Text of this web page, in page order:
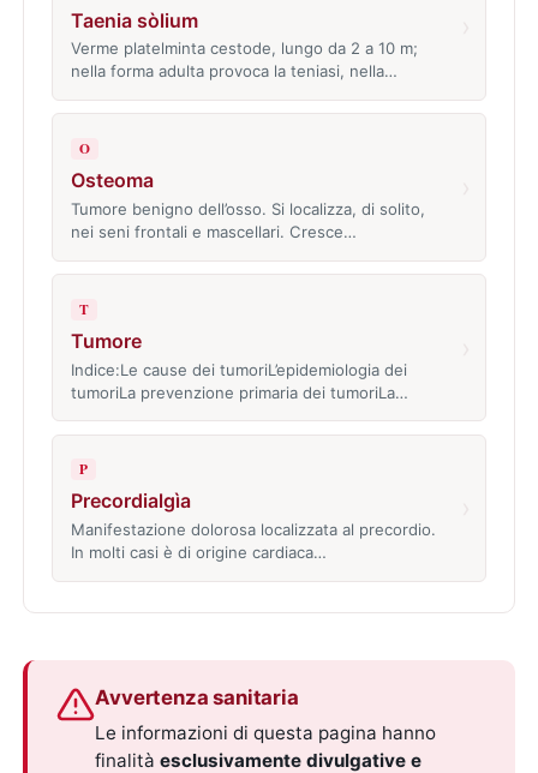
Taenia sòlium
Verme platelminta cestode, lungo da 2 a 10 m;
nella forma adulta provoca la teniasi, nella…
O
Osteoma
Tumore benigno dell’osso. Si localizza, di solito,
nei seni frontali e mascellari. Cresce…
T
Tumore
Indice:Le cause dei tumoriL’epidemiologia dei
tumoriLa prevenzione primaria dei tumoriLa…
P
Precordialgìa
Manifestazione dolorosa localizzata al precordio.
In molti casi è di origine cardiaca…
Avvertenza sanitaria
Le informazioni di questa pagina hanno
finalitàesclusivamente divulgative e